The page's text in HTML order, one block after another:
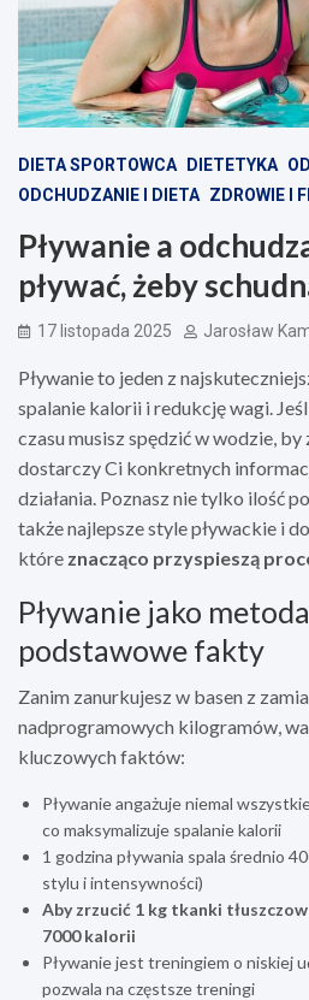
DIETA SPORTOWCA DIETETYKA
ODCHUDZANIE I DIETA ZDROWIE I
Pływanie a
pływać, żeby
17 listopada 2025 Jarosław
Pływanie to jeden z
spalanie kalorii i redukcję wagi.
czasu musisz spędzić w wodzie,
dostarczy Ci konkretnych
działania. Poznasz nie tylko ilość
także najlepsze style pływackie i
które znacząco przyspieszą
Pływanie jako
podstawowe fakty
Zanim zanurkujesz w basen z
nadprogramowych kilogramów,
kluczowych faktów:
Pływanie angażuje niemal
co maksymalizuje spalanie kalorii
1 godzina pływania spala średnio
stylu i intensywności)
Aby zrzucić 1 kg tkanki
7000 kalorii
Pływanie jest treningiem o niskiej
pozwala na częstsze treningi